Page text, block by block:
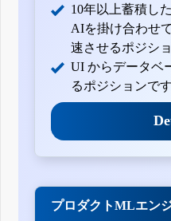
10年以上蓄積し
AIを掛け合わせ
速させるポジシ
UI からデータベ
るポジションです
プロダクトMLエン